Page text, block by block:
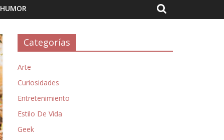
HUMOR
Categorías
Arte
Curiosidades
Entretenimiento
Estilo De Vida
Geek